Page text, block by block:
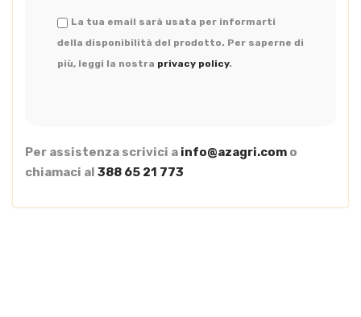
La tua email sarà usata per informarti
della disponibilità del prodotto. Per saperne di
più, leggi la nostra privacy policy.
Per assistenza scrivici a info@azagri.com o
chiamaci al 388 65 21 773